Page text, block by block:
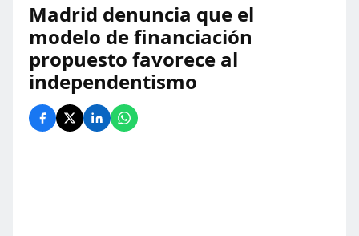
Madrid denuncia que el
modelo de financiación
propuesto favorece al
independentismo